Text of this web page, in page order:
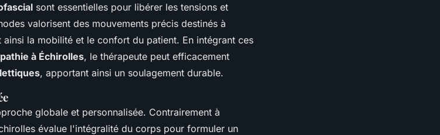
sont essentielles pour libérer les tensions et
valorisent des mouvements précis destinés à
la mobilité et le confort du patient. En intégrant ces
à Échirolles, le thérapeute peut efficacement
, apportant ainsi un soulagement durable.
globale et personnalisée. Contrairement à
évalue l'intégralité du corps pour formuler un